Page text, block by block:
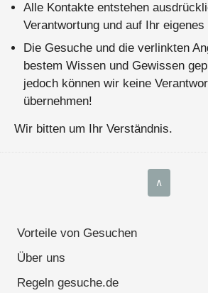
Alle Kontakte entstehen
Verantwortung und auf Ihr
Die Gesuche und die verlinkten
bestem Wissen und Gewissen
jedoch können wir keine
übernehmen!
Wir bitten um Ihr Verständnis.
∧
Vorteile von Gesuchen
Über uns
Regeln gesuche.de